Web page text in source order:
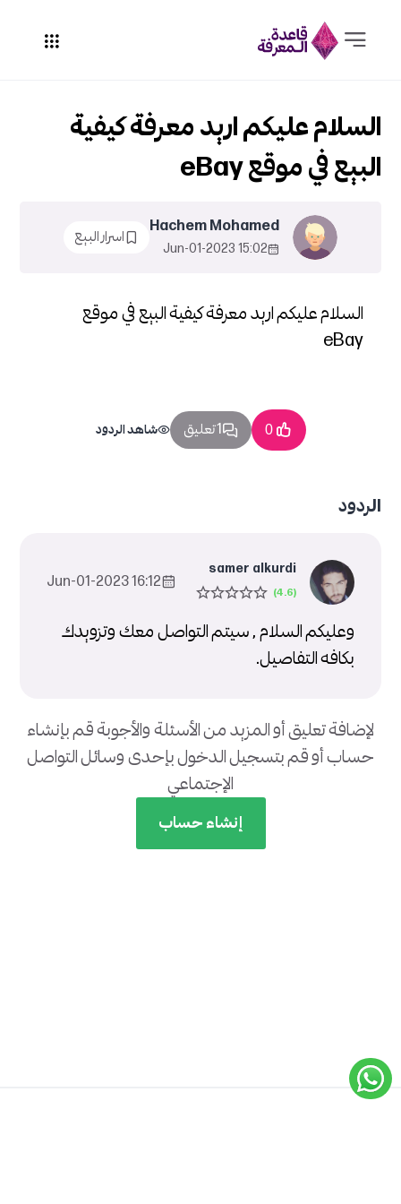
السلام عليكم اريد معرفة كيفية البيع في موقع
eBay
السلام عليكم اريد معرفة كيفية
البيع في موقع eBay
Hachem Mohamed
15:02 2023-Jun-01
اسرار البيع
0 1 تعليق شاهد الردود
الردود
samer alkurdi
16:12 2023-Jun-01
وعليكم السلام , سيتم التواصل معك وتزويدك
بكافه التفاصيل.
لإضافة تعليق أو المزيد من الأسئلة والأجوبة قم بإنشاء
حساب أو قم بتسجيل الدخول بإحدى وسائل التواصل
الإجتماعي
إنشاء حساب